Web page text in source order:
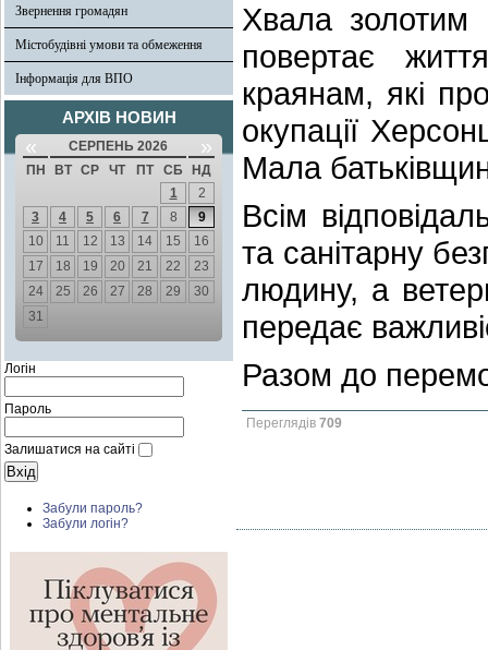
Звернення громадян
Містобудівні умови та обмеження
Інформація для ВПО
АРХІВ НОВИН
« СЕРПЕНЬ 2026 »
ПН ВТ СР ЧТ ПТ СБ
НД
1
2
3
4 5 6 7 8
9
10
11 12 13 14 15
16
17
18 19 20 21 22
23
24
25 26 27 28 29
30
31
Логін
Пароль
Залишатися на сайті
Забули пароль?
Забули логін?
Хвала золотим
повертає
краянам, які
окупації
Мала
Всім
та санітарну
людину, а
передає
Разом до
Переглядів 709